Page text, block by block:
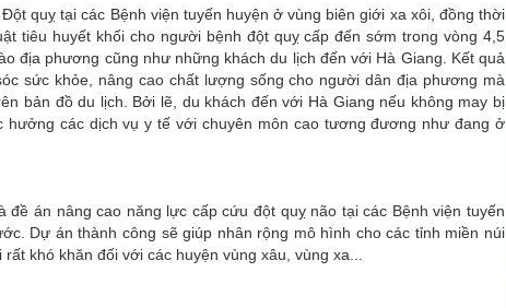
quỵ tại các Bệnh viện tuyến huyện ở vùng biên giới xa xôi, đồng thời
tiêu huyết khối cho người bệnh đột quỵ cấp đến sớm trong vòng 4,5
địa phương cũng như những khách du lịch đến với Hà Giang. Kết quả
sức khỏe, nâng cao chất lượng sống cho người dân địa phương mà
bản đồ du lịch. Bởi lẽ, du khách đến với Hà Giang nếu không may bị
các dịch vụ y tế với chuyên môn cao tương đương như đang ở
án nâng cao năng lực cấp cứu đột quỵ não tại các Bệnh viện tuyến
Dự án thành công sẽ giúp nhân rộng mô hình cho các tỉnh miền núi
khó khăn đối với các huyện vùng xâu, vùng xa...